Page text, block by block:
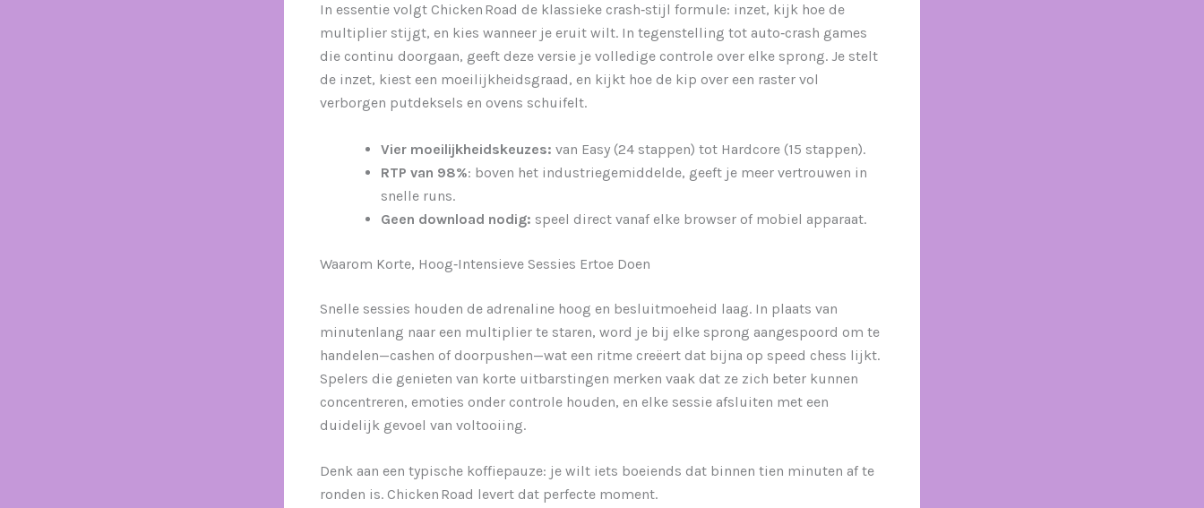
In essentie volgt Chicken Road de klassieke crash‑stijl formule: inzet, kijk hoe de
multiplier stijgt, en kies wanneer je eruit wilt. In tegenstelling tot auto‑crash games
die continu doorgaan, geeft deze versie je volledige controle over elke sprong. Je stelt
de inzet, kiest een moeilijkheidsgraad, en kijkt hoe de kip over een raster vol
verborgen putdeksels en ovens schuifelt.
Vier moeilijkheidskeuzes: van Easy (24 stappen) tot Hardcore (15 stappen).
RTP van 98%: boven het industriegemiddelde, geeft je meer vertrouwen in
snelle runs.
Geen download nodig: speel direct vanaf elke browser of mobiel apparaat.
Waarom Korte, Hoog‑Intensieve Sessies Ertoe Doen
Snelle sessies houden de adrenaline hoog en besluitmoeheid laag. In plaats van
minutenlang naar een multiplier te staren, word je bij elke sprong aangespoord om te
handelen—cashen of doorpushen—wat een ritme creëert dat bijna op speed chess lijkt.
Spelers die genieten van korte uitbarstingen merken vaak dat ze zich beter kunnen
concentreren, emoties onder controle houden, en elke sessie afsluiten met een
duidelijk gevoel van voltooiing.
Denk aan een typische koffiepauze: je wilt iets boeiends dat binnen tien minuten af te
ronden is. Chicken Road levert dat perfecte moment.